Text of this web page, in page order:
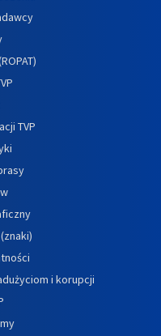
TVP
i korupcji